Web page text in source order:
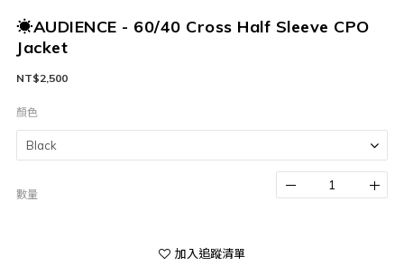
☀AUDIENCE - 60/40 Cross Half Sleeve CPO
Jacket
NT$2,500
顏色
數量
加入追蹤清單